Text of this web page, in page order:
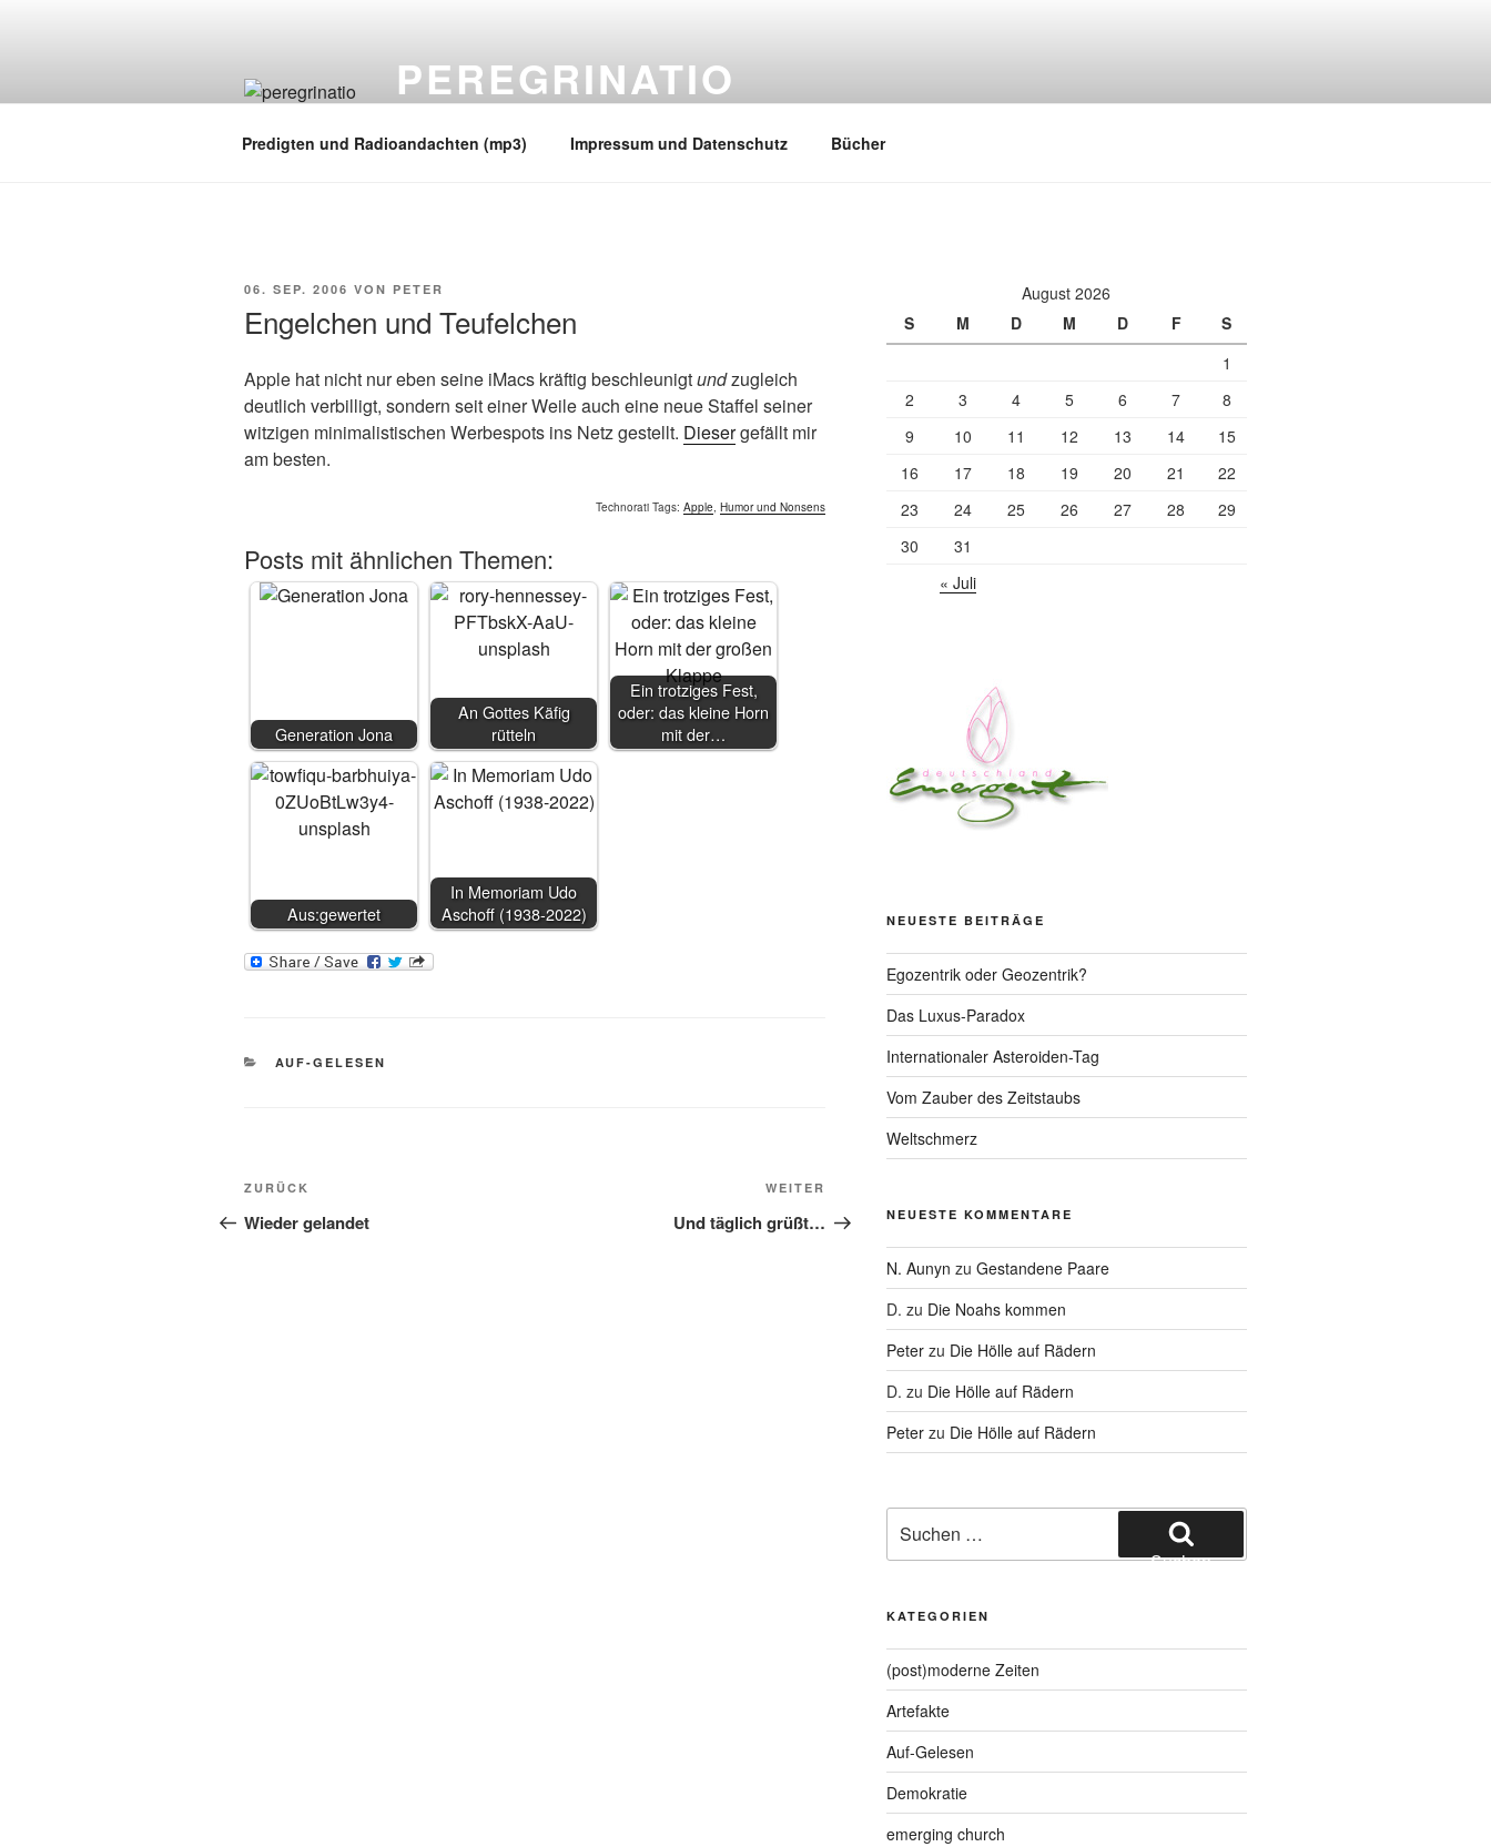
PEREGRINATIO
Predigten und Radioandachten (mp3) Impressum und Datenschutz Bücher
VERÖFFENTLICHT
06. SEP. 2006 VON PETER
Engelchen und Teufelchen
Apple hat nicht nur eben seine iMacs kräftig beschleunigtundzugleich
deutlich verbilligt, sondern seit einer Weile auch eine neue Staffel seiner
witzigen minimalistischen Werbespots ins Netz gestellt. Diesergefällt mir
am besten.
Technorati Tags:Apple,Humor und Nonsens
Posts mit ähnlichen Themen:
Generation Jona
An Gottes Käfig
rütteln
Ein trotziges Fest,
oder: das kleine Horn
mit der…
Aus:gewertet
In Memoriam Udo
Aschoff (1938-2022)
KATEGORIEN
AUF-GELESEN
Beitragsnavigation
Vorheriger
Beitrag
ZURÜCK
Wieder gelandet
Beitrag
WEITER
Und täglich grüßt…
August 2026
S
M D M D F
S
1
2
3 4 5 6 7
8
9
10 11 12 13 14
15
16
17 18 19 20 21
22
23
24 25 26 27 28
29
30
31
« Juli
NEUESTE BEITRÄGE
Egozentrik oder Geozentrik?
Das Luxus-Paradox
Internationaler Asteroiden-Tag
Vom Zauber des Zeitstaubs
Weltschmerz
NEUESTE KOMMENTARE
N. Aunyn zu Gestandene Paare
D. zu Die Noahs kommen
Peterzu Die Hölle auf Rädern
D. zu Die Hölle auf Rädern
Peterzu Die Hölle auf Rädern
nach:
Suchen
KATEGORIEN
(post)moderne Zeiten
Artefakte
Auf-Gelesen
Demokratie
emerging church